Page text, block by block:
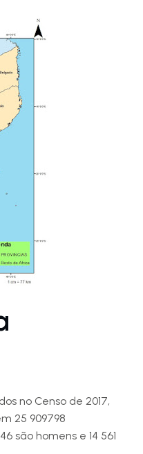
no Censo de 2017,
25 909798
são homens e 14 561